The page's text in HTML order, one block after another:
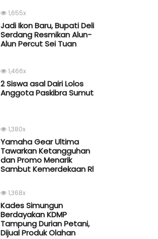
1,655x
Jadi Ikon Baru, Bupati Deli
Serdang Resmikan Alun-
Alun Percut Sei Tuan
1,466x
2 Siswa asal Dairi Lolos
Anggota Paskibra Sumut
1,380x
Yamaha Gear Ultima
Tawarkan Ketangguhan
dan Promo Menarik
Sambut Kemerdekaan Rl
1,368x
Kades Simungun
Berdayakan KDMP
Tampung Durian Petani,
Dijual Produk Olahan